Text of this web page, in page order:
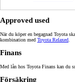
Approved used
När du köper en begagnad Toyota
kombination med Toyota Relaxed
Finans
Med lån hos Toyota Finans kan du
Försäkring